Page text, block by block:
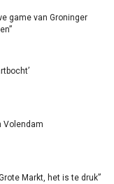
game van Groninger
Volendam
Markt, het is te druk”